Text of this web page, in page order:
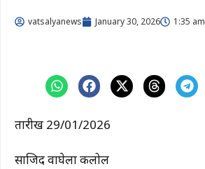
vatsalyanews January 30, 2026 1:35 am
तारीख 29/01/2026
साजिद वाघेला कलोल